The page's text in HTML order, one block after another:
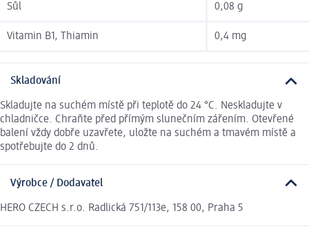
Sůl 0,08 g
Vitamin B1, Thiamin 0,4 mg
Skladování
Skladujte na suchém místě při teplotě do 24 °C. Neskladujte v
chladničce. Chraňte před přímým slunečním zářením. Otevřené
balení vždy dobře uzavřete, uložte na suchém a tmavém místě a
spotřebujte do 2 dnů.
Výrobce / Dodavatel
HERO CZECH s.r.o. Radlická 751/113e, 158 00, Praha 5